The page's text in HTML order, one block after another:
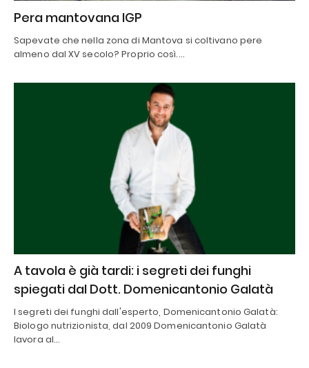
Pera mantovana IGP
Sapevate che nella zona di Mantova si coltivano pere
almeno dal XV secolo? Proprio così.…
A tavola è già tardi: i segreti dei funghi
spiegati dal Dott. Domenicantonio Galatà
I segreti dei funghi dall'esperto, Domenicantonio Galatà:
Biologo nutrizionista, dal 2009 Domenicantonio Galatà
lavora al…